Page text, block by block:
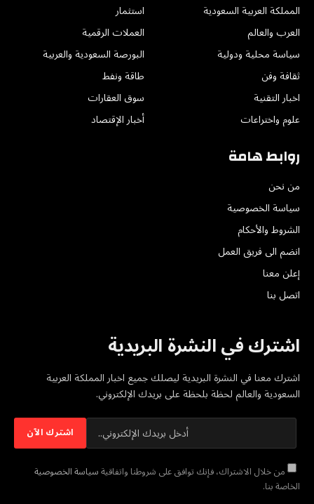
المملكة العربية السعودية
العرب والعالم
سياسة محلية ودولية
ثقافة وفن
اخبار التقنية
علوم واختراعات
استثمار
العملات الرقمية
البورصة السعودية والعربية
طاقة ونفط
سوق العقارات
أخبار الإقتصاد
روابط هامة
من نحن
سياسة الخصوصية
الشروط والأحكام
انضم الى فريق العمل
إعلن معنا
اتصل بنا
اشترك في النشرة البريدية
اشترك معنا في النشرة البريدية ليصلك جميع اخبار المملكة العربية
السعودية والعالم لحظة بلحظة على بريدك الإلكتروني.
من خلال الاشتراك، فإنك توافق على شروطنا واتفاقيةسياسة الخصوصية
الخاصة بنا.